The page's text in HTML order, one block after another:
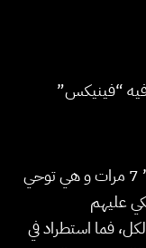
يوصف فيه “فينيكس”
في الجزء الأول، فما استعمال لكلمة “باقي” 7 مرات و هي توحي
عليهم
فما استطراد في